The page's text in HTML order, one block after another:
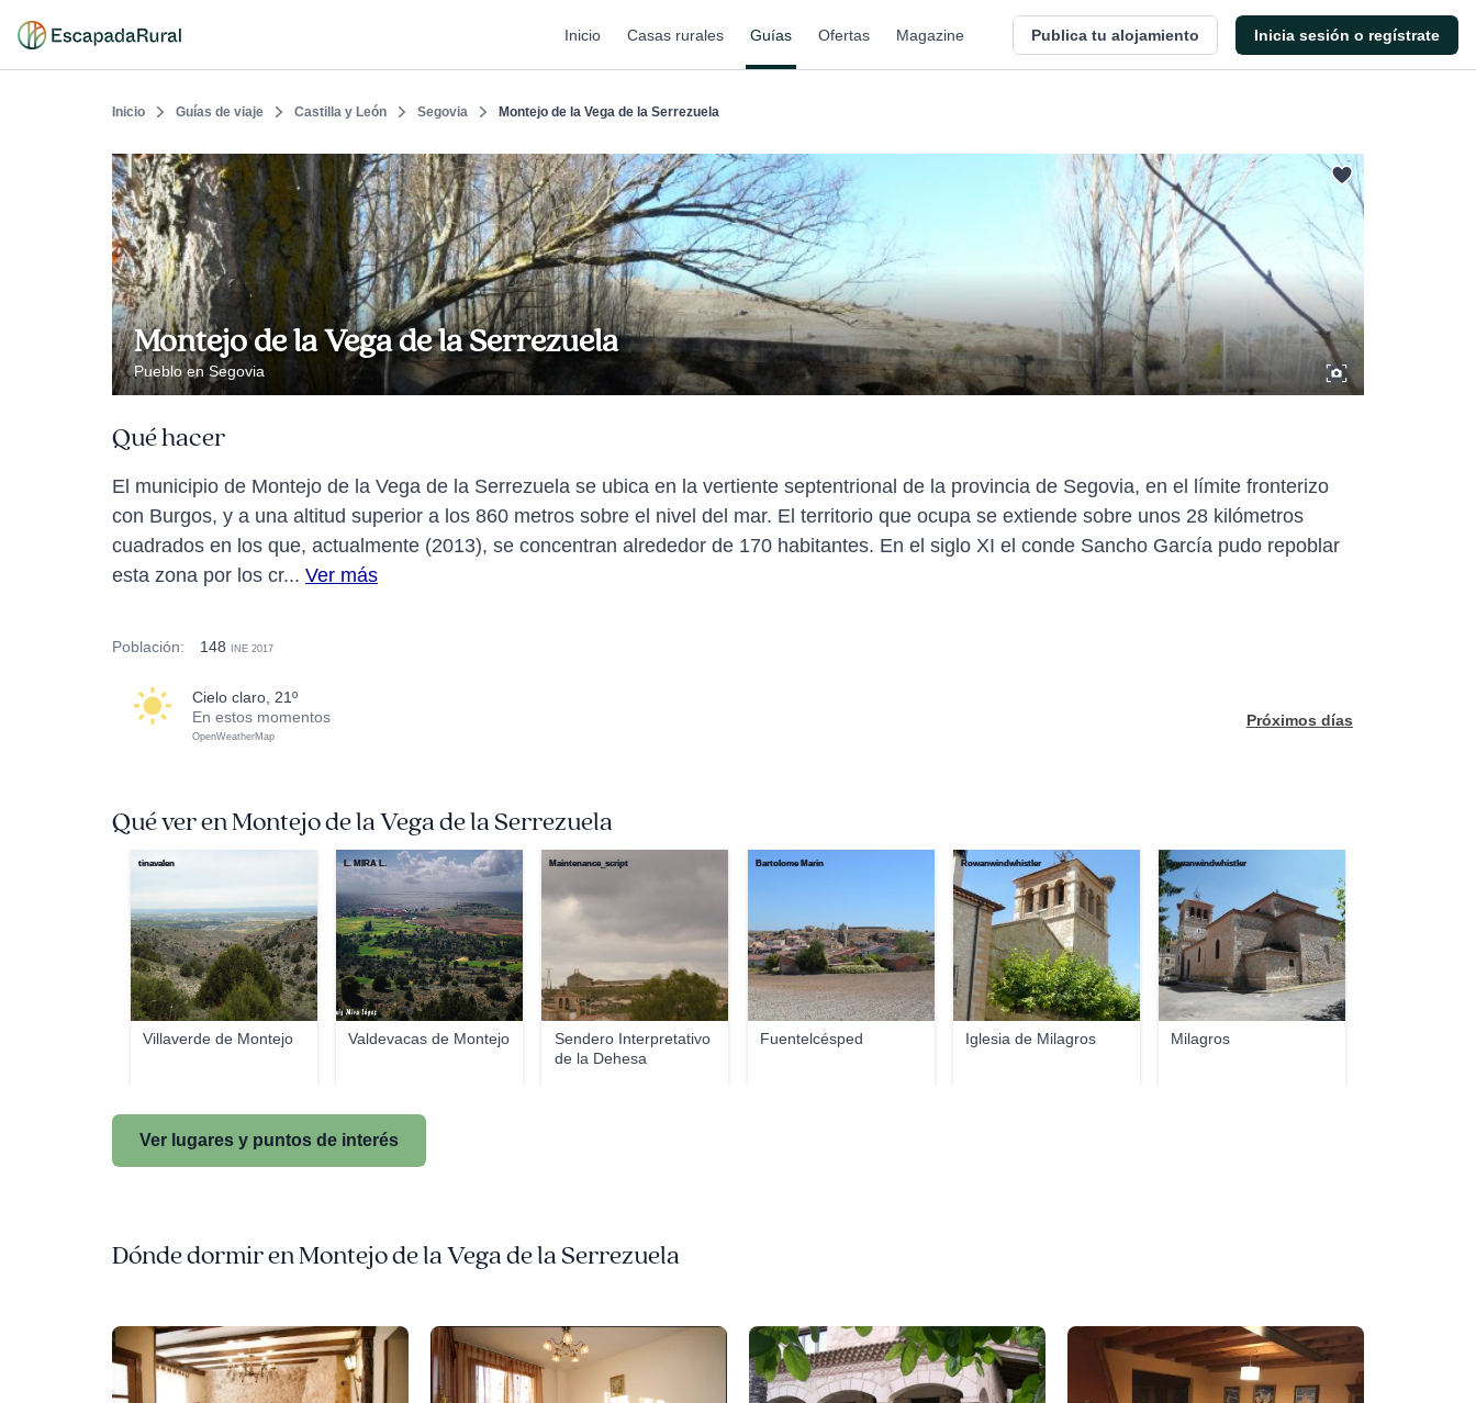
Inicio Casas rurales Guías Ofertas Magazine Publica tu alojamiento Inicia sesión o regístrate
Inicio Guías de viaje Castilla y León Segovia Montejo de la Vega de la Serrezuela
Montejo de la Vega de la Serrezuela
Pueblo en Segovia
Qué hacer
El municipio de Montejo de la Vega de la Serrezuela se ubica en la vertiente septentrional de la provincia de Segovia, en el límite fronterizo
con Burgos, y a una altitud superior a los 860 metros sobre el nivel del mar. El territorio que ocupa se extiende sobre unos 28 kilómetros
cuadrados en los que, actualmente (2013), se concentran alrededor de 170 habitantes. En el siglo XI el conde Sancho García pudo repoblar
esta zona por los cr... Ver más
Población: 148 INE 2017
cielo claro, 21º
En estos momentos
OpenWeatherMap
Próximos días
Qué ver en Montejo de la Vega de la Serrezuela
Villaverde de Montejo
tinavalen
Valdevacas de Montejo
L. MIRA L.
Sendero Interpretativo
de la Dehesa
Maintenance_script
Fuentelcésped
Bartolome Marin
Iglesia de Milagros
Rowanwindwhistler
Milagros
Rowanwindwhistler
Ver lugares y puntos de interés
Dónde dormir en Montejo de la Vega de la Serrezuela